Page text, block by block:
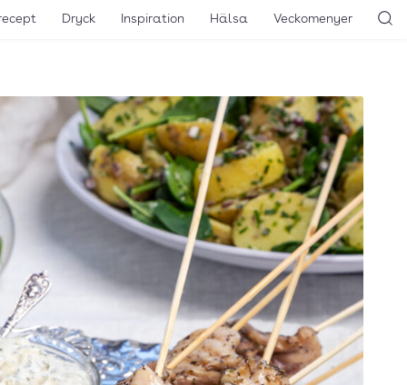
Dryck Inspiration Hälsa Veckomenyer